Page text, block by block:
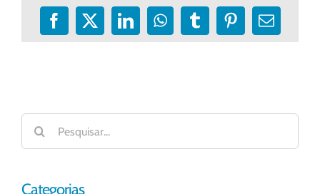
Facebook
X LinkedInWhatsApp
TumblrPinterest
E-
Buscar
resultados
para:
Categorias